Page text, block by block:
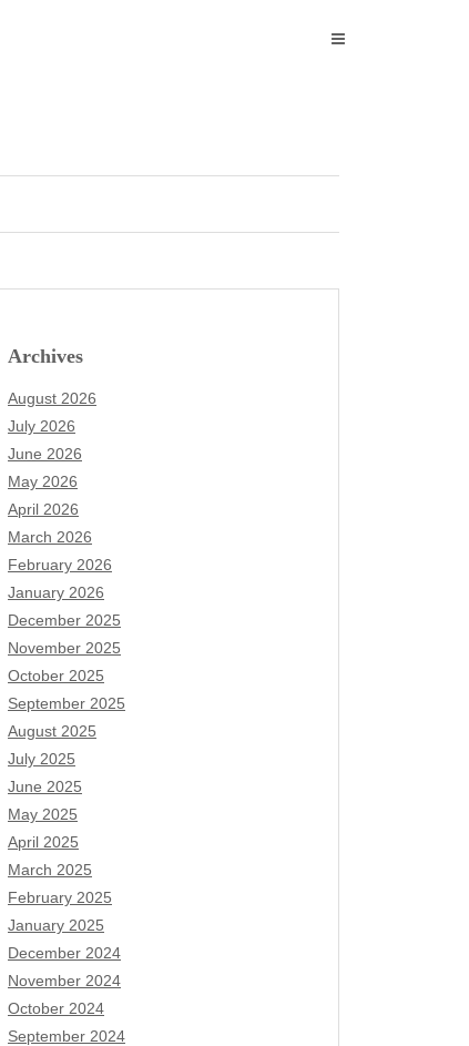
Archives
August 2026
July 2026
June 2026
May 2026
April 2026
March 2026
February 2026
January 2026
December 2025
November 2025
October 2025
September 2025
August 2025
July 2025
June 2025
May 2025
April 2025
March 2025
February 2025
January 2025
December 2024
November 2024
October 2024
September 2024